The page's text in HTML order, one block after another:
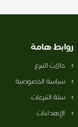
روابط هامة
حالات التبرع
سياسة الخصوصية
سلة التبرعات
الإهداءات